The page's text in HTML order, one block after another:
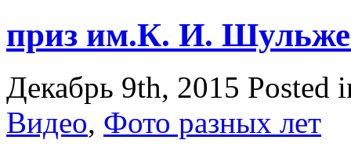
приз им.К. И.
Декабрь 9th, 2015 Posted
Видео, Фото разных лет